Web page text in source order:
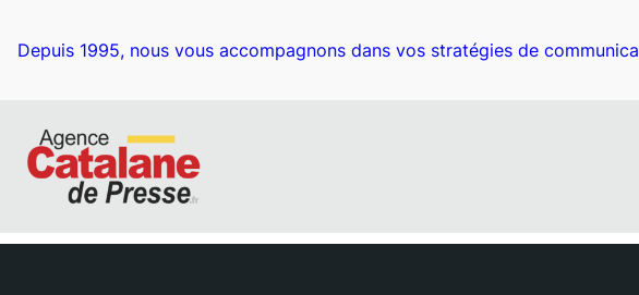
Depuis 1995, nous vous accompagnons dans vos stratégies de